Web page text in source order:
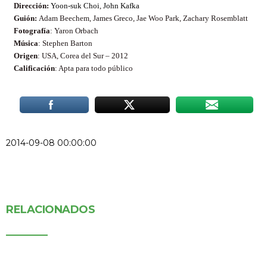
Dirección: Yoon-suk Choi John Kafka
Guión: Adam Beechem, James Greco, Jae Woo Park, Zachary Rosemblatt
Fotografía: Yaron Orbach
Música: Stephen Barton
Origen: USA, Corea del Sur – 2012
Calificación: Apta para todo público
2014-09-08 00:00:00
RELACIONADOS